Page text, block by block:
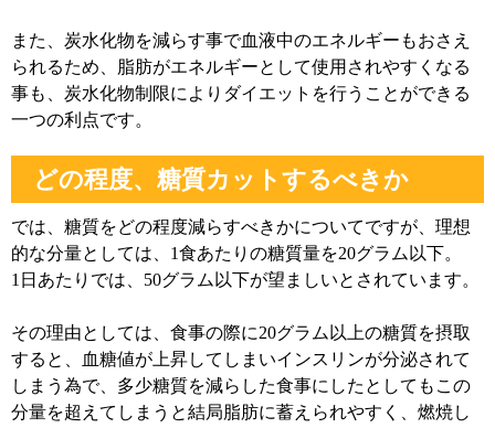
また、炭水化物を減らす事で血液中のエネルギーもおさえ
られるため、脂肪がエネルギーとして使用されやすくなる
事も、炭水化物制限によりダイエットを行うことができる
一つの利点です。
どの程度、糖質カットするべきか
では、糖質をどの程度減らすべきかについてですが、理想
的な分量としては、1食あたりの糖質量を20グラム以下。
1日あたりでは、50グラム以下が望ましいとされています。
その理由としては、食事の際に20グラム以上の糖質を摂取
すると、血糖値が上昇してしまいインスリンが分泌されて
しまう為で、多少糖質を減らした食事にしたとしてもこの
分量を超えてしまうと結局脂肪に蓄えられやすく、燃焼し